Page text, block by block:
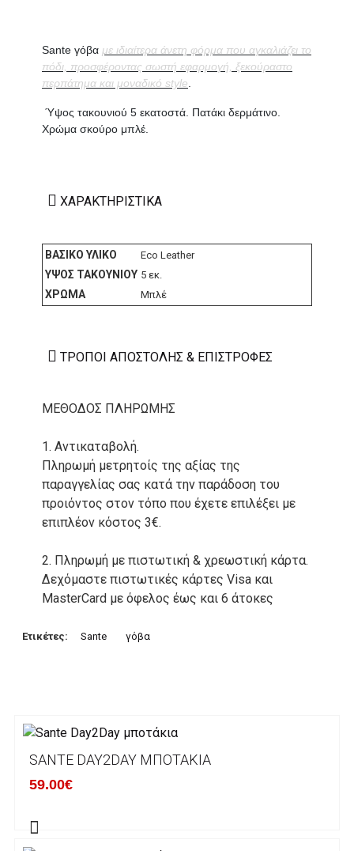
Sante γόβα με ιδιαίτερα άνετη φόρμα που αγκαλιάζει το
πόδι, προσφέροντας σωστή εφαρμογή, ξεκούραστο
περπάτημα και μοναδικό style
Ύψος τακουνιού 5 εκατοστά. Πατάκι δερμάτινο.
Χρώμα σκούρο μπλέ.
ΧΑΡΑΚΤΗΡΙΣΤΙΚΆ
ΒΑΣΙΚΌ ΥΛΙΚΌ Eco Leather
ΎΨΟΣ ΤΑΚΟΥΝΙΟΎ 5 εκ.
ΧΡΏΜΑ Μπλέ
ΤΡΌΠΟΙ ΑΠΟΣΤΟΛΉΣ & ΕΠΙΣΤΡΟΦΈΣ
ΜΕΘΟΔΟΣ ΠΛΗΡΩΜΗΣ
1. Αντικαταβολή.
Πληρωμή μετρητοίς της αξίας της
παραγγελίας σας κατά την παράδοση του
προιόντος στον τόπο που έχετε επιλέξει με
επιπλέον κόστος 3€.
2. Πληρωμή με πιστωτική & χρεωστική κάρτα.
Δεχόμαστε πιστωτικές κάρτες Visa και
MasterCard με όφελος έως και 6 άτοκες
μας κατάστημα πραγρατοποιούνται μέσα από
Λογαριασμό.
κάποιον απο τους ακόλουθους τραπεζικούς
λογαριασμούς:
Ετικέτες: Sante γόβα
SANTE DAY2DAY ΜΠΟΤΆΚΙΑ
59.00€